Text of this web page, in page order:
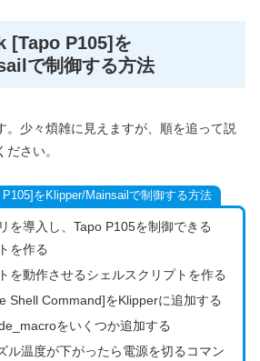
[Tapo P105]を
で制御する方法
。少々煩雑に見えますが、順を追って説
さい。
をKlipper/Mainsailで制御する方法
を導入し、Tapo P105を制御できる
を作る
を動作させるシェルスクリプトを作る
Shell Command]をKlipperに追加する
をいくつか追加する
ル温度が下がったら電源を切るコマン